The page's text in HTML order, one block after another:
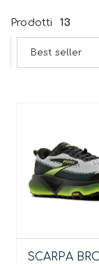
Prodotti 13
SCARPA